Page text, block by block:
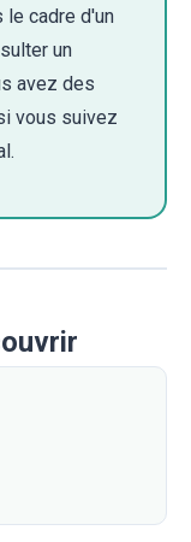
le cadre d'un
un
avez des
vous suivez